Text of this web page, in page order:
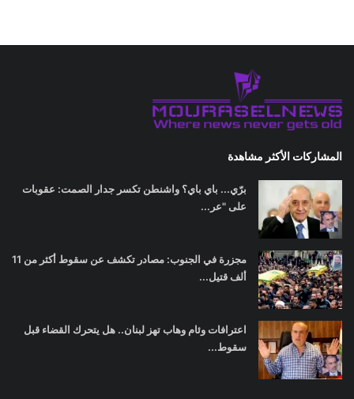
المشاركات الأكثر مشاهدة
برّي... باي باي؟ واشنطن تكسر جدار الصمت: عقوبات
على "عر...
مجزرة في الجنوب: مصادر تكشف عن سقوط أكثر من 11
ألف قتيل...
اعترافات وئام وهاب تهز لبنان.. هل يتحرك القضاء قبل
سقوط...